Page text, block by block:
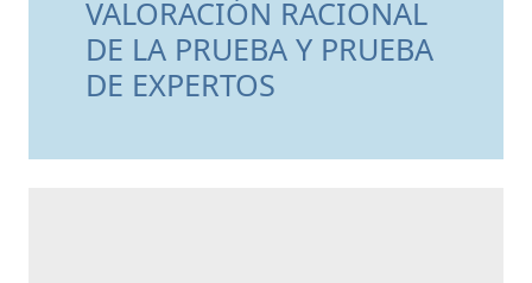
VALORACIÓN RACIONAL
DE LA PRUEBA Y PRUEBA
DE EXPERTOS